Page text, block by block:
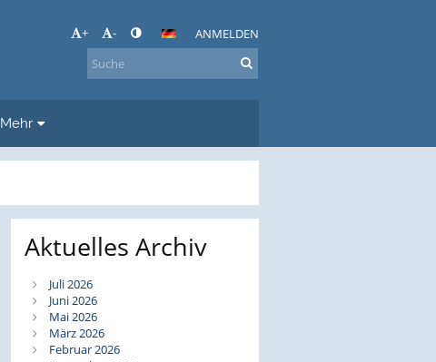
+ - ANMELDEN
Mehr
Aktuelles Archiv
Juli 2026
Juni 2026
Mai 2026
März 2026
Februar 2026